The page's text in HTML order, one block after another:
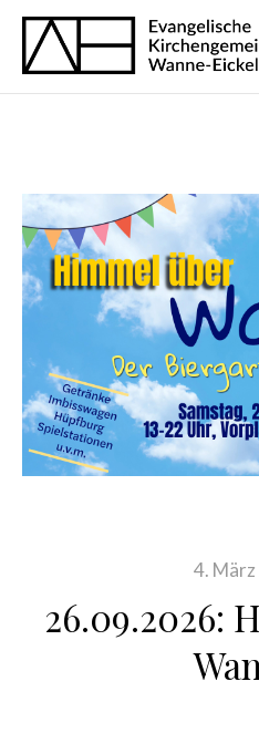
4.
26.09.2026: